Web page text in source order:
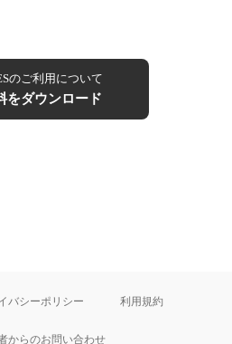
のご利用について
をダウンロード
バシーポリシー 利用規約
からのお問い合わせ